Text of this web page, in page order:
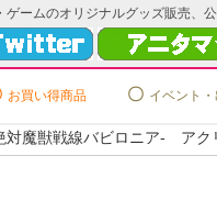
ゲームのオリジナルグッズ販売、
お買い得商品 イベント
対魔獣戦線バビロニア- ア